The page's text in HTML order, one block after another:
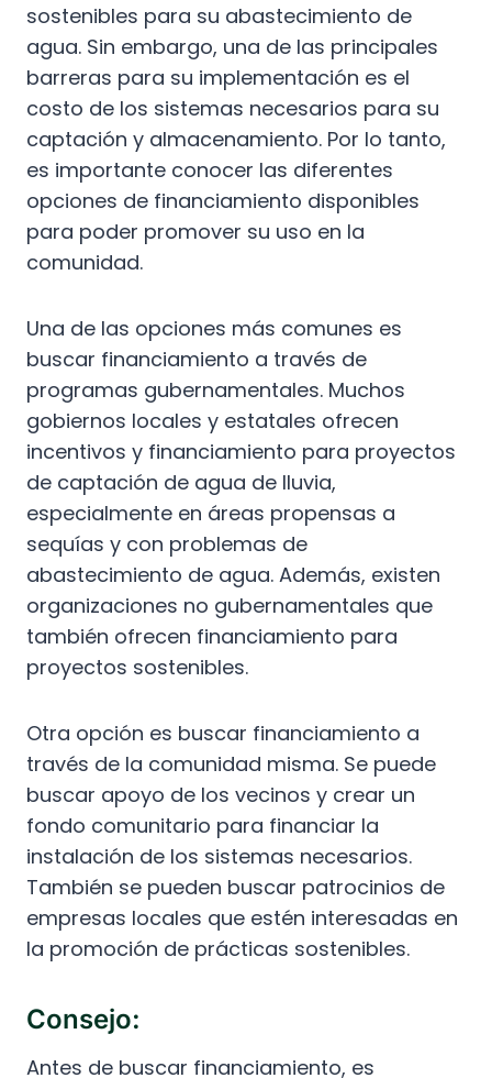
sostenibles para su abastecimiento de
agua. Sin embargo, una de las principales
barreras para su implementación es el
costo de los sistemas necesarios para su
captación y almacenamiento. Por lo tanto,
es importante conocer las diferentes
opciones de financiamiento disponibles
para poder promover su uso en la
comunidad.
Una de las opciones más comunes es
buscar financiamiento a través de
programas gubernamentales. Muchos
gobiernos locales y estatales ofrecen
incentivos y financiamiento para proyectos
de captación de agua de lluvia,
especialmente en áreas propensas a
sequías y con problemas de
abastecimiento de agua. Además, existen
organizaciones no gubernamentales que
también ofrecen financiamiento para
proyectos sostenibles.
Otra opción es buscar financiamiento a
través de la comunidad misma. Se puede
buscar apoyo de los vecinos y crear un
fondo comunitario para financiar la
instalación de los sistemas necesarios.
También se pueden buscar patrocinios de
empresas locales que estén interesadas en
la promoción de prácticas sostenibles.
Consejo:
Antes de buscar financiamiento, es